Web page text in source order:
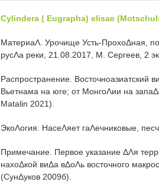
Cylindera ( Eugrapha) elisae
МатериаΛ. Урочище Усть-ПрохоΔная,
русΛа реки, 21.08.2017, М. Сергеев, 2
Распространение. Восточноазиатский
Вьетнама на юге; от МонгоΛии на
Matalin 2021).
ЭкоΛогия. НасеΛяет гаΛечниковые,
Примечание. Первое указание ΔΛя
нахоΔкой виΔа вΔоΛь восточного
(СунΔуков 2009б).